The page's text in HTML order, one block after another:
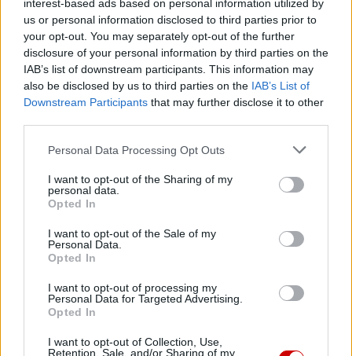
interest-based ads based on personal information utilized by
us or personal information disclosed to third parties prior to
your opt-out. You may separately opt-out of the further
disclosure of your personal information by third parties on the
IAB’s list of downstream participants. This information may
also be disclosed by us to third parties on the IAB’s List of
Downstream Participants that may further disclose it to other
Personal Data Processing Opt Outs
I want to opt-out of the Sharing of my
personal data.
Opted In
I want to opt-out of the Sale of my
Personal Data.
Opted In
I want to opt-out of processing my
Personal Data for Targeted Advertising.
Opted In
I want to opt-out of Collection, Use,
Retention, Sale, and/or Sharing of my
– To pierwsza taka publikacja, która pokazuje posługę
Kościoła prześladowanego po wojnie – zachęciła i
podkreśliła, że pomysłodawcą książki był ks. Leszek Kryża,
który pragnie by „wszystkie trudne wspomnienia i
obrazują losy duchownych, którzy postanowili pozostać
na terenach znajdujących się w granicach Związku
Sowieckiego, zawiera świadectwa represjonowanych
księży, a także historie opowiedziane przez ich
wychowanków.